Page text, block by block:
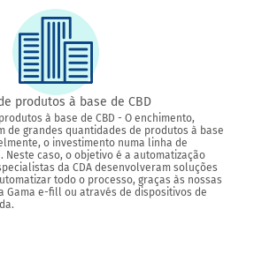
produtos à base de CBD
à base de CBD - O enchimento,
de grandes quantidades de produtos à base
o investimento numa linha de
caso, o objetivo é a automatização
da CDA desenvolveram soluções
todo o processo, graças às nossas
Gama e-fill ou através de dispositivos de